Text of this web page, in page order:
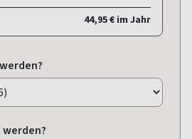
44,95 € im Jahr